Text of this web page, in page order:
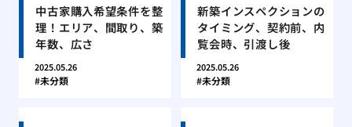
中古家購入希望条件を整
理！エリア、間取り、築
年数、広さ
2025.05.26
未分類
新築インスペクションの
タイミング、契約前、内
覧会時、引渡し後
2025.05.26
未分類